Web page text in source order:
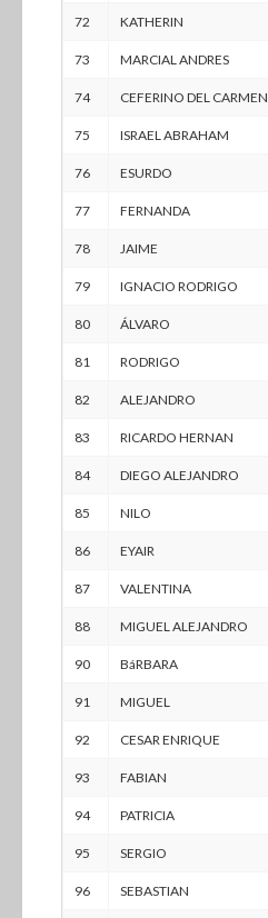
72 KATHERIN
73 MARCIAL ANDRES
74 CEFERINO DEL CARMEN
75 ISRAEL ABRAHAM
76 ESURDO
77 FERNANDA
78 JAIME
79 IGNACIO RODRIGO
80 ÁLVARO
81 RODRIGO
82 ALEJANDRO
83 RICARDO HERNAN
84 DIEGO ALEJANDRO
85 NILO
86 EYAIR
87 VALENTINA
88 MIGUEL ALEJANDRO
90 BáRBARA
91 MIGUEL
92 CESAR ENRIQUE
93 FABIAN
94 PATRICIA
95 SERGIO
96 SEBASTIAN